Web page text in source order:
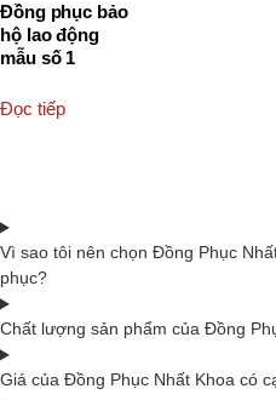
Đồng phục bảo
hộ lao động
mẫu số 1
Đọc tiếp
Vì sao tôi nên chọn Đồng Phục
phục?
Chất lượng sản phẩm của Đồng
Giá của Đồng Phục Nhất Khoa có